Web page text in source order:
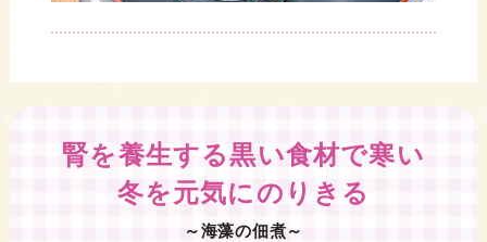
腎を養生する黒い食材で寒い
冬を元気にのりきる
～海藻の佃煮～